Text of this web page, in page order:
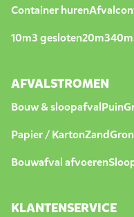
Container huren
10m3 gesloten20m3
AFVALSTROMEN
Bouw & sloopafvalPuin
Papier / KartonZand
Bouwafval afvoeren
KLANTENSERVICE